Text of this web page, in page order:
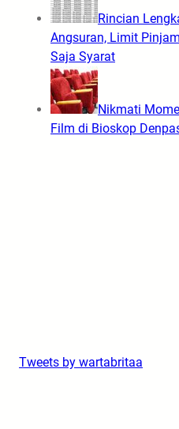
Rincian
Angsuran, Limit
Saja Syarat
Nikmati
Film di Bioskop
Tweets by wartabritaa